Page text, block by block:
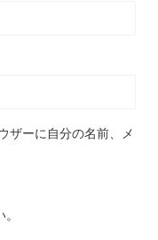
ザーに自分の名前、メ